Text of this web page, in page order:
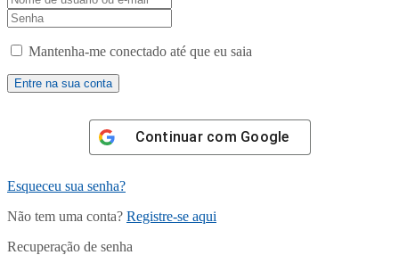
Mantenha-me conectado até que eu saia
Continuar com Google
Esqueceu sua senha?
Não tem uma conta? Registre-se aqui
Recuperação de senha